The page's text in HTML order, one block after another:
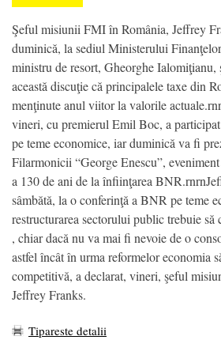
Şeful misiunii FMI în România, Jeffrey
duminică, la sediul Ministerului
ministru de resort, Gheorghe Ialomiţianu,
această discuţie că principalele taxe din
menţinute anul viitor la valorile
vineri, cu premierul Emil Boc, a
pe teme economice, iar duminică va fi
Filarmonicii “George Enescu”,
a 130 de ani de la înfiinţarea
sâmbătă, la o conferinţă a BNR pe teme
restructurarea sectorului public trebuie
, chiar dacă nu va mai fi nevoie de o
astfel încât în urma reformelor economia
competitivă, a declarat, vineri, şeful
Jeffrey Franks.
Tipareste detalii